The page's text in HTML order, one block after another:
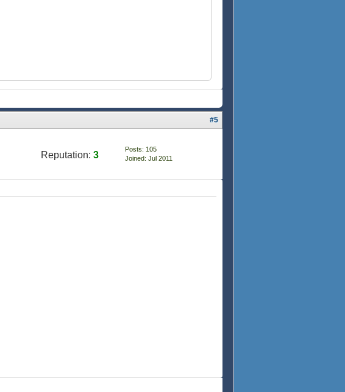
#5
Reputation: 3
Posts: 105
Joined: Jul 2011